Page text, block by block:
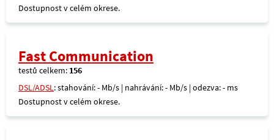
Dostupnost v celém okrese.
Fast Communication
testů celkem: 156
DSL/ADSL: stahování: - Mb/s | nahrávání: - Mb/s | odezva: - ms
Dostupnost v celém okrese.